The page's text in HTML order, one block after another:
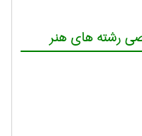
رشته های هنر